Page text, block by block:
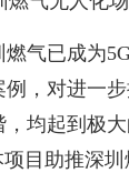
气已成为
，对进一
，均起到极
目助推深